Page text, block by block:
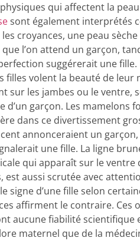
qui affectent la
sont également interprétés
croyances, une peau
l’on attend un garçon,
suggérerait une fille.
filles volent la beauté de leur
sur les jambes ou le ventre,
d’un garçon. Les mamelons
dans ce divertissement
annonceraient un garçon,
une fille. La ligne
qui apparaît sur le ventre
est aussi scrutée avec
signe d’une fille selon
affirment le contraire. Ces
aucune fiabilité scientifique
maternel que de la